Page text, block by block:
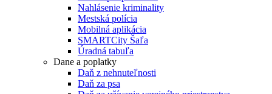
Nahlásenie kriminality
Mestská polícia
Mobilná aplikácia
SMARTCity Šaľa
Úradná tabuľa
Dane a poplatky
Daň z nehnuteľnosti
Daň za psa